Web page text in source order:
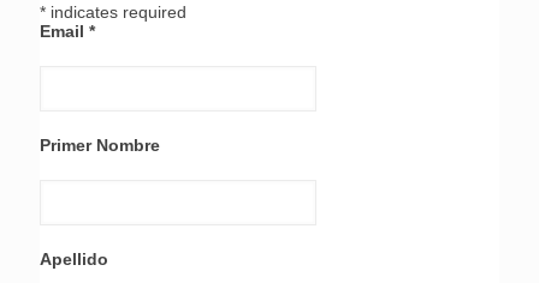
* indicates required
Email *
Primer Nombre
Apellido